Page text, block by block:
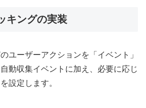
キングの実装
ユーザーアクションを「イベント」
動収集イベントに加え、必要に応じ
設定します。